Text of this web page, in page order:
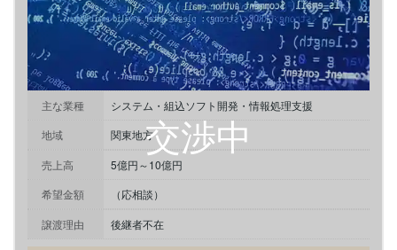
主な業種
システム・組込ソフト開発・情報処理支援
地域
関東地方
売上高
5億円～10億円
希望金額
（応相談）
譲渡理由
後継者不在